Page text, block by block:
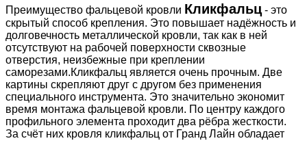
Преимущество фальцевой кровли Кликфальц- это
скрытый способ крепления. Это повышает надёжность и
долговечность металлической кровли, так как в ней
отсутствуют на рабочей поверхности сквозные
отверстия, неизбежные при креплении
саморезами.Кликфальц является очень прочным. Две
картины скрепляют друг с другом без применения
специального инструмента. Это значительно экономит
время монтажа фальцевой кровли. По центру каждого
профильного элемента проходит два рёбра жесткости.
За счёт них кровля кликфальц от Гранд Лайн обладает